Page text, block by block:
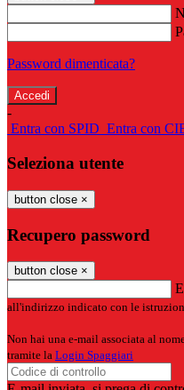
Password dimenticata?
-
Entra con SPID Entra con
Seleziona utente
button close ×
Recupero password
button close ×
all'indirizzo indicato con le
Non hai una e-mail associata al
tramite la Login Spaggiari